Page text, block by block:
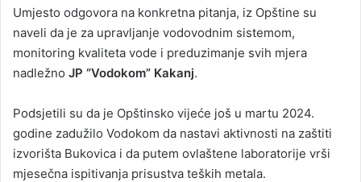
Umjesto odgovora na konkretna pitanja, iz Opštine su
naveli da je za upravljanje vodovodnim sistemom,
monitoring kvaliteta vode i preduzimanje svih mjera
nadležno JP “Vodokom” Kakanj.
Podsjetili su da je Opštinsko vijeće još u martu 2024.
godine zadužilo Vodokom da nastavi aktivnosti na zaštiti
izvorišta Bukovica i da putem ovlaštene laboratorije vrši
mjesečna ispitivanja prisustva teških metala.